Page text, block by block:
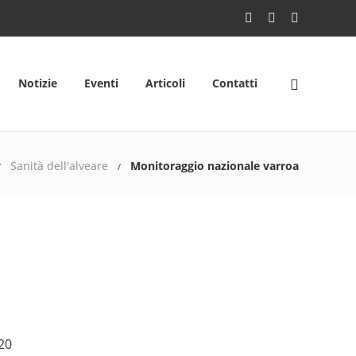
Notizie Eventi Articoli Contatti
Sanità dell'alveare Monitoraggio nazionale varroa